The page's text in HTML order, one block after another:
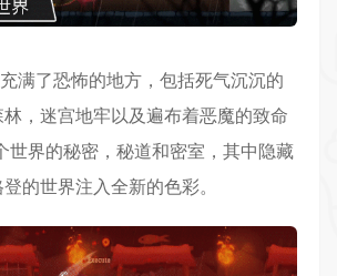
满了恐怖的地方，包括死气沉沉的
，迷宫地牢以及遍布着恶魔的致命
世界的秘密，秘道和密室，其中隐藏
的世界注入全新的色彩。